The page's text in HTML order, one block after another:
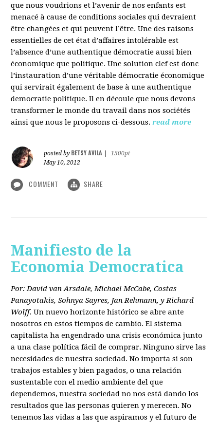
que nous voudrions et l’avenir de nos enfants est
menacé à cause de conditions sociales qui devraient
être changées et qui peuvent l’être. Une des raisons
essentielles de cet état d’affaires intolérable est
l’absence d’une authentique démocratie aussi bien
économique que politique. Une solution clef est donc
l’instauration d’une véritable démocratie économique
qui servirait également de base à une authentique
democratie politique. Il en découle que nous devons
transformer le monde du travail dans nos sociétés
ainsi que nous le proposons ci-dessous. read more
posted by BETSY AVILA
1500pt
May 10, 2012
COMMENT SHARE
Manifiesto de la
Economia Democratica
Por: David van Arsdale, Michael McCabe, Costas
Panayotakis, Sohnya Sayres, Jan Rehmann, y Richard
Wolff. Un nuevo horizonte histórico se abre ante
nosotros en estos tiempos de cambio. El sistema
capitalista ha engendrado una crisis económica junto
a una clase política fácil de comprar. Ninguno sirve las
necesidades de nuestra sociedad. No importa si son
trabajos estables y bien pagados, o una relación
sustentable con el medio ambiente del que
dependemos, nuestra sociedad no nos está dando los
resultados que las personas quieren y merecen. No
tenemos las vidas a las que aspiramos y el futuro de